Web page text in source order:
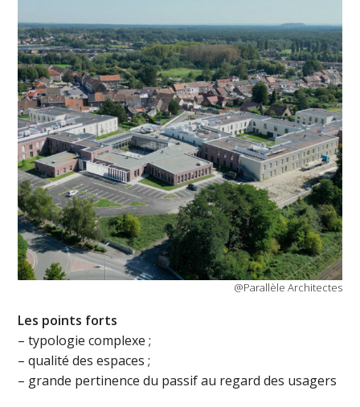
@Parallèle Architectes
Les points forts
– typologie complexe ;
– qualité des espaces ;
– grande pertinence du passif au regard des usagers